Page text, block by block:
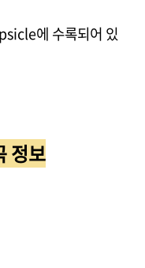
에 수록되어 있
정보